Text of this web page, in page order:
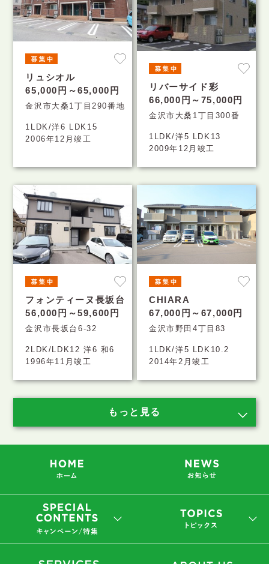
リュシオル
65,000円～65,000円
金沢市大桑1丁目290番地
1LDK/洋6 LDK15
2006年12月竣工
リバーサイド彩
66,000円～75,000円
金沢市大桑1丁目300番
1LDK/洋5 LDK13
2009年12月竣工
フォンティーヌ長坂台
56,000円～59,600円
金沢市長坂台6-32
2LDK/LDK12 洋6 和6
1996年11月竣工
CHIARA
67,000円～67,000円
金沢市野田4丁目83
1LDK/洋5 LDK10.2
2014年2月竣工